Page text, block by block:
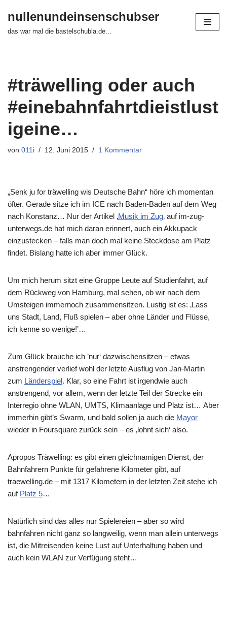
Zum
nullenundeinsenschubser
das war mal die bastelschubla.de...
#träwelling oder auch
#einebahnfahrtdieistlust
igeine…
von 011i 12. Juni 2015 1 Kommentar
„Senk ju for träwelling wis Deutsche Bahn“ höre ich momentan
öfter. Gerade sitze ich im ICE nach Baden-Baden auf dem Weg
nach Konstanz… Nur der Artikel ‚Musik im Zug‚ auf im-zug-
unterwegs.de hat mich daran erinnert, auch ein Akkupack
einzustecken – falls man doch mal keine Steckdose am Platz
findet. Bislang hatte ich aber immer Glück.
Um mich herum sitzt eine Gruppe Leute auf Studienfahrt, auf
dem Rückweg von Hamburg, mal sehen, ob wir nach dem
Umsteigen immernoch zusammensitzen. Lustig ist es: ‚Lass
uns Stadt, Land, Fluß spielen – aber ohne Länder und Flüsse,
ich kenne so wenige!’…
Zum Glück brauche ich ’nur‘ dazwischensitzen – etwas
anstrengender verlief wohl der letzte Ausflug von Jan-Martin
zum Länderspiel. Klar, so eine Fahrt ist irgendwie auch
anstrengend, vor allem, wenn der letzte Teil der Strecke ein
Interregio ohne WLAN, UMTS, Klimaanlage und Platz ist… Aber
immerhin gibt’s Swarm, und bald sollen ja auch die Mayor
wieder in Foursquare zurück sein – es ‚lohnt sich‘ also.
Apropos Träwelling: es gibt einen gleichnamigen Dienst, der
Bahnfahrern Punkte für gefahrene Kilometer gibt, auf
traewelling.de – mit 1317 Kilometern in der letzten Zeit stehe ich
auf Platz 5…
Natürlich sind das alles nur Spielereien – aber so wird
bahnfahren nicht ganz so langweilig, wenn man allein unterwegs
ist, die Mitreisenden keine Lust auf Unterhaltung haben und
auch kein WLAN zur Verfügung steht…